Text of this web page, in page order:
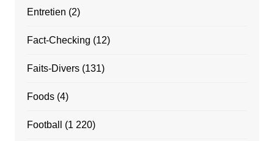
Entretien (2)
Fact-Checking (12)
Faits-Divers(131)
Foods(4)
Football (1 220)